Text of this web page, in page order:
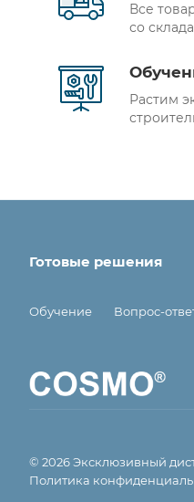
Все
со
Растим
Готовые решения
Обучение Вопрос-
© 2026 Эксклюзивный
Политика